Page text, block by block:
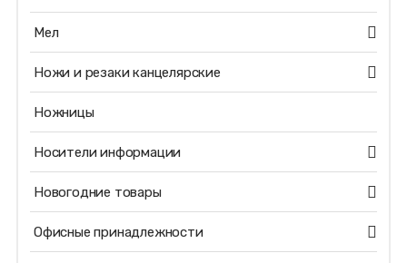
Мел
Ножи и резаки канцелярские
Ножницы
Носители информации
Новогодние товары
Офисные принадлежности